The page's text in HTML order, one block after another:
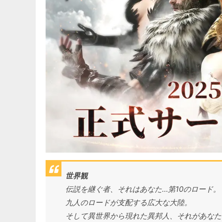
世界観
伝説を継ぐ者、それはあなた…第10のロード。
九人のロードが支配する広大な大陸。
そして異世界から現れた異邦人、それがあな